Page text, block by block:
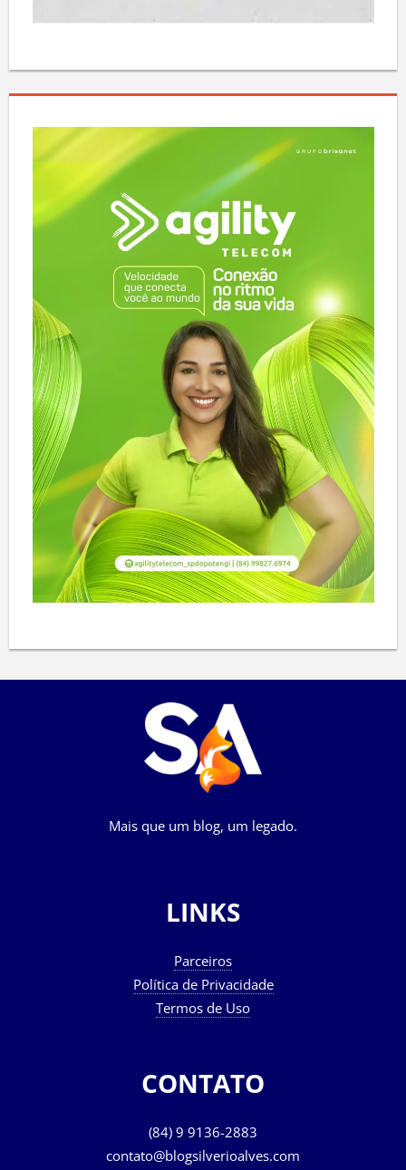
Mais que um blog, um legado.
LINKS
Parceiros
Política de Privacidade
Termos de Uso
CONTATO
(84) 9 9136-2883
contato@blogsilverioalves.com